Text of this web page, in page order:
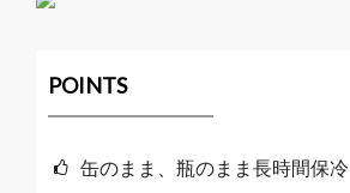
POINTS
缶のまま、瓶のまま長時間保冷